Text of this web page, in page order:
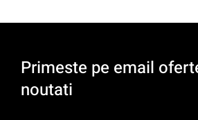
Primeste pe email
noutati